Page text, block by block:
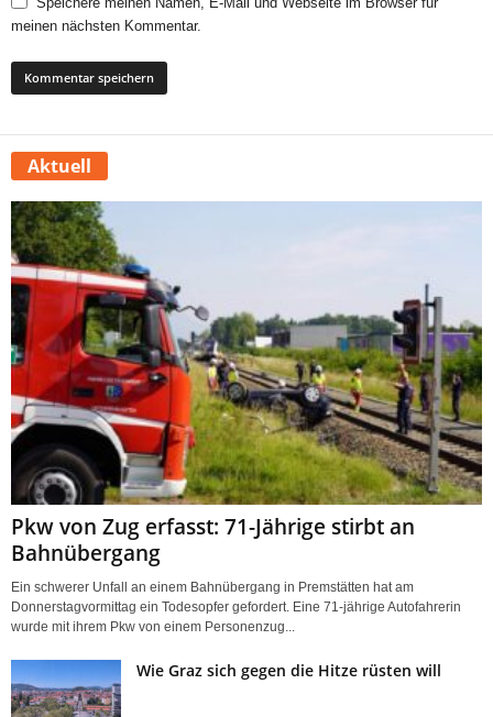
meinen nächsten Kommentar.
Aktuell
Pkw von Zug erfasst: 71-Jährige stirbt an
Bahnübergang
Ein schwerer Unfall an einem Bahnübergang in Premstätten hat am
Donnerstagvormittag ein Todesopfer gefordert. Eine 71-jährige Autofahrerin
wurde mit ihrem Pkw von einem Personenzug...
Wie Graz sich gegen die Hitze rüsten will